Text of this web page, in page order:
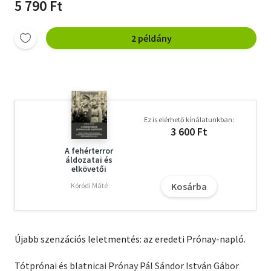
5 790 Ft
2 példány
A fehérterror
áldozatai és
elkövetői
Kóródi Máté
Ez is elérhető kínálatunkban:
3 600 Ft
Kosárba
Újabb szenzációs leletmentés: az eredeti Prónay-napló.
Tótprónai és blatnicai Prónay Pál Sándor István Gábor